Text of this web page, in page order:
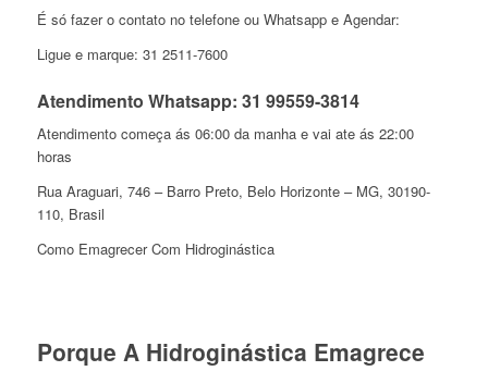
É só fazer o contato no telefone ou Whatsapp e Agendar:
Ligue e marque: 31 2511-7600
Atendimento Whatsapp: 31 99559-3814
Atendimento começa ás 06:00 da manha e vai ate ás 22:00
horas
Rua Araguari, 746 – Barro Preto, Belo Horizonte – MG, 30190-
110, Brasil
Como Emagrecer Com Hidroginástica
Porque A Hidroginástica Emagrece